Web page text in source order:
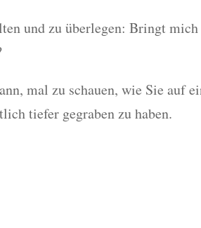
und zu überlegen: Bringt
mal zu schauen, wie Sie auf
tiefer gegraben zu haben.